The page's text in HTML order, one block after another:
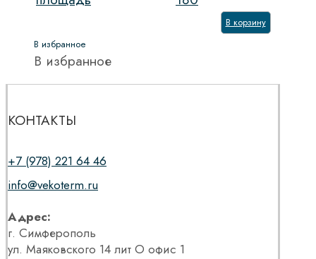
В корзину
В избранное
В избранное
КОНТАКТЫ
+7 (978) 221 64 46
info@vekoterm.ru
Адрес:
г. Симферополь
ул. Маяковского 14 лит О офис 1